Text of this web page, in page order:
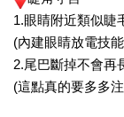
1.眼睛附近類似睫
(內建眼睛放電技
2.尾巴斷掉不會再
(這點真的要多多